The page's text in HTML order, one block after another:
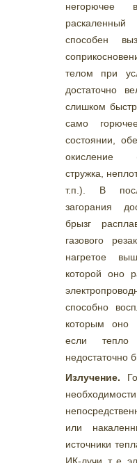
негорючее
способен
телом при
достаточно
слишком
само
состоянии,
окисление
стружка,
т.п.). В
загорания
брызг
газового
нагретое
которой оно
способно
которым оно
если тепло
недостаточно
Излучение.
или
источники